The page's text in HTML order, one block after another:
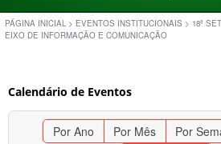
PÁGINA INICIAL > EVENTOS INSTITUCIONAIS > 18ª
EIXO DE INFORMAÇÃO E COMUNICAÇÃO
Calendário de Eventos
Por Ano Por Mês Por